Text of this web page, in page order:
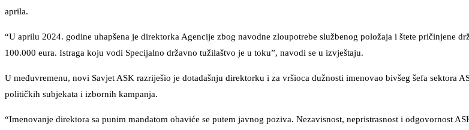
aprila.
“U aprilu 2024. godine uhapšena je direktorka Agencije zbog navodne zloupotrebe službenog položaja i štete pričinjene
100.000 eura. Istraga koju vodi Specijalno državno tužilaštvo je u toku”, navodi se u izvještaju.
U međuvremenu, novi Savjet ASK razriješio je dotadašnju direktorku i za vršioca dužnosti imenovao bivšeg šefa sektora
političkih subjekata i izbornih kampanja.
“Imenovanje direktora sa punim mandatom obaviće se putem javnog poziva. Nezavisnost, nepristrasnost i odgovornost